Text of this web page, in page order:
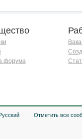
форума
Отметить все